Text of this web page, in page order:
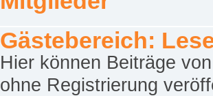
Gästebereich:
Hier können Beiträge
ohne Registrierung